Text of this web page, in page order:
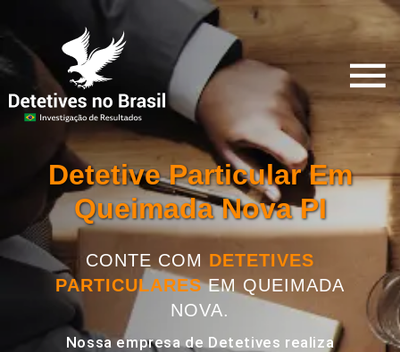
Detetive Particular Em
Queimada Nova PI
CONTE COM DETETIVES
PARTICULARESEM QUEIMADA
NOVA.
Nossa empresa de Detetives realiza